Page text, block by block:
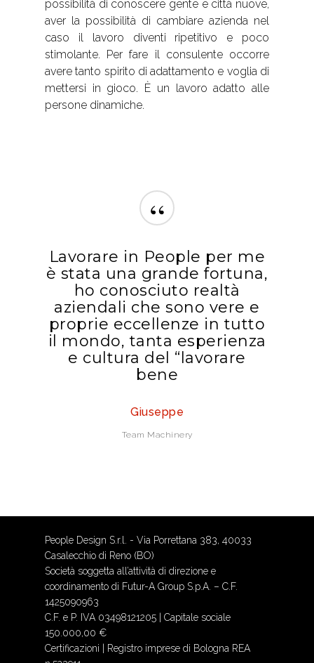
possibilità di conoscere gente e città nuove,
aver la possibilità di cambiare azienda nel
caso il lavoro diventi ripetitivo e poco
stimolante. Per fare il consulente occorre
avere tanto spirito di adattamento e voglia di
mettersi in gioco. È un lavoro adatto alle
persone dinamiche.
“
Lavorare in People per me
è stata una grande fortuna,
ho conosciuto realtà
aziendali che sono vere e
proprie eccellenze in tutto
il mondo, tanta esperienza
e cultura del “lavorare
bene
Giuseppe
Team Machinery
People Design S.r.l. - Via Porrettana 383, 40033
Casalecchio di Reno (BO)
Società soggetta all’attività di direzione e
coordinamento di Futur-A Group S.p.A. – C.F.
1425090963
C.F. e P. IVA 03498121205 | Capitale sociale
150.000,00 €
Certificazioni | Registro imprese di Bologna REA